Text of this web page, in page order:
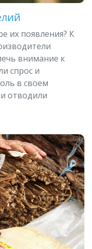
их появления? К
внимание к
спрос и
в своем
отводили